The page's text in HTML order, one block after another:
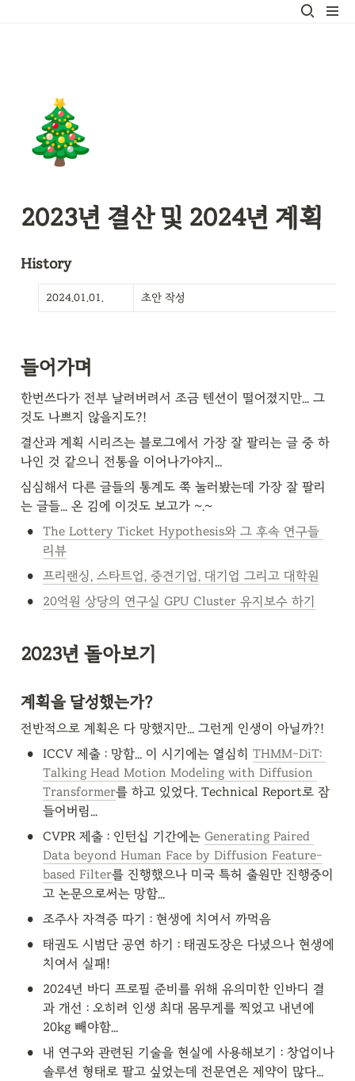
🎄
2023년 결산 및 2024년 계획
History
2024.01.01. 초안 작성
들어가며
한번쓰다가 전부 날려버려서 조금 텐션이 떨어졌지만... 그
것도 나쁘지 않을지도?!
결산과 계획 시리즈는 블로그에서 가장 잘 팔리는 글 중 하
나인 것 같으니 전통을 이어나가야지...
심심해서 다른 글들의 통계도 쭉 눌러봤는데 가장 잘 팔리
는 글들... 온 김에 이것도 보고가 ~.~
• The Lottery Ticket Hypothesis와 그 후속 연구들
리뷰
• 프리랜싱, 스타트업, 중견기업, 대기업 그리고 대학원
• 20억원 상당의 연구실 GPU Cluster 유지보수 하기
2023년 돌아보기
계획을 달성했는가?
전반적으로 계획은 다 망했지만... 그런게 인생이 아닐까?!
• ICCV 제출 : 망함... 이 시기에는 열심히 THMM-DiT:
Talking Head Motion Modeling with Diffusion
Transformer를 하고 있었다. Technical Report로 잠
들어버림...
• CVPR 제출 : 인턴십 기간에는 Generating Paired
Data beyond Human Face by Diffusion Feature-
based Filter를 진행했으나 미국 특허 출원만 진행중이
고 논문으로써는 망함...
• 조주사 자격증 따기 : 현생에 치여서 까먹음
• 태권도 시범단 공연 하기 : 태권도장은 다녔으나 현생에
치여서 실패!
•
2024년 바디 프로필 준비를 위해 유의미한 인바디 결
과 개선 : 오히려 인생 최대 몸무게를 찍었고 내년에
20kg 빼야함...
• 내 연구와 관련된 기술을 현실에 사용해보기 : 창업이나
솔루션 형태로 팔고 싶었는데 전문연은 제약이 많다...